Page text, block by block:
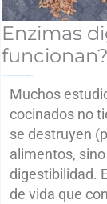
Enzimas
funcionan?
Muchos
cocinados no
se destruyen
alimentos,
digestibilidad.
de vida que